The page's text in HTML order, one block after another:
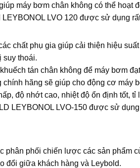
máy bơm chân không có thể hoạt
LVO 120 được sử dụng
chất phụ gia giúp cải thiện hiệu
suy thoái.
tán chân không để máy bơm
chính hãng sẽ giúp cho động cơ
độ nhớt cao, nhiệt độ ổn định tốt,
LEYBONOL LVO-150 được sử
phân phối chiến lược các sản phẩm
đổi giữa khách hàng và Leybold.